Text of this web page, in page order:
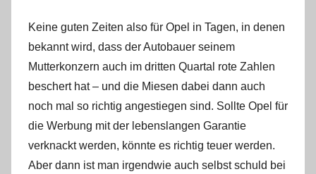
Keine guten Zeiten also für Opel in Tagen, in denen
bekannt wird, dass der Autobauer seinem
Mutterkonzern auch im dritten Quartal rote Zahlen
beschert hat – und die Miesen dabei dann auch
noch mal so richtig angestiegen sind. Sollte Opel für
die Werbung mit der lebenslangen Garantie
verknackt werden, könnte es richtig teuer werden.
Aber dann ist man irgendwie auch selbst schuld bei